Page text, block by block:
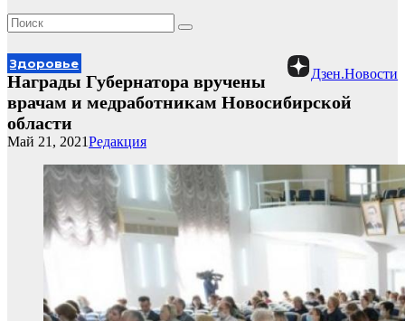
Дзен.Новости
Здоровье
Награды Губернатора вручены
врачам и медработникам Новосибирской
области
Редакция
Май 21, 2021